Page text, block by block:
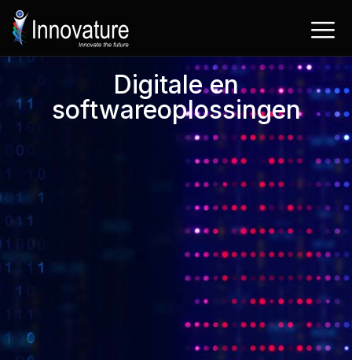
Ga
naar
de
inhoud
Digitale en
softwareoplossingen